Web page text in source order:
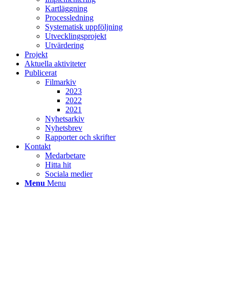
Kartläggning
Processledning
Systematisk uppföljning
Utvecklingsprojekt
Utvärdering
Projekt
Aktuella aktiviteter
Publicerat
Filmarkiv
2023
2022
2021
Nyhetsarkiv
Nyhetsbrev
Rapporter och skrifter
Kontakt
Medarbetare
Hitta hit
Sociala medier
Menu Menu